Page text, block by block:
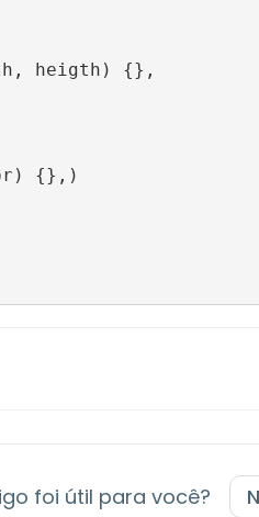
foi útil para você?